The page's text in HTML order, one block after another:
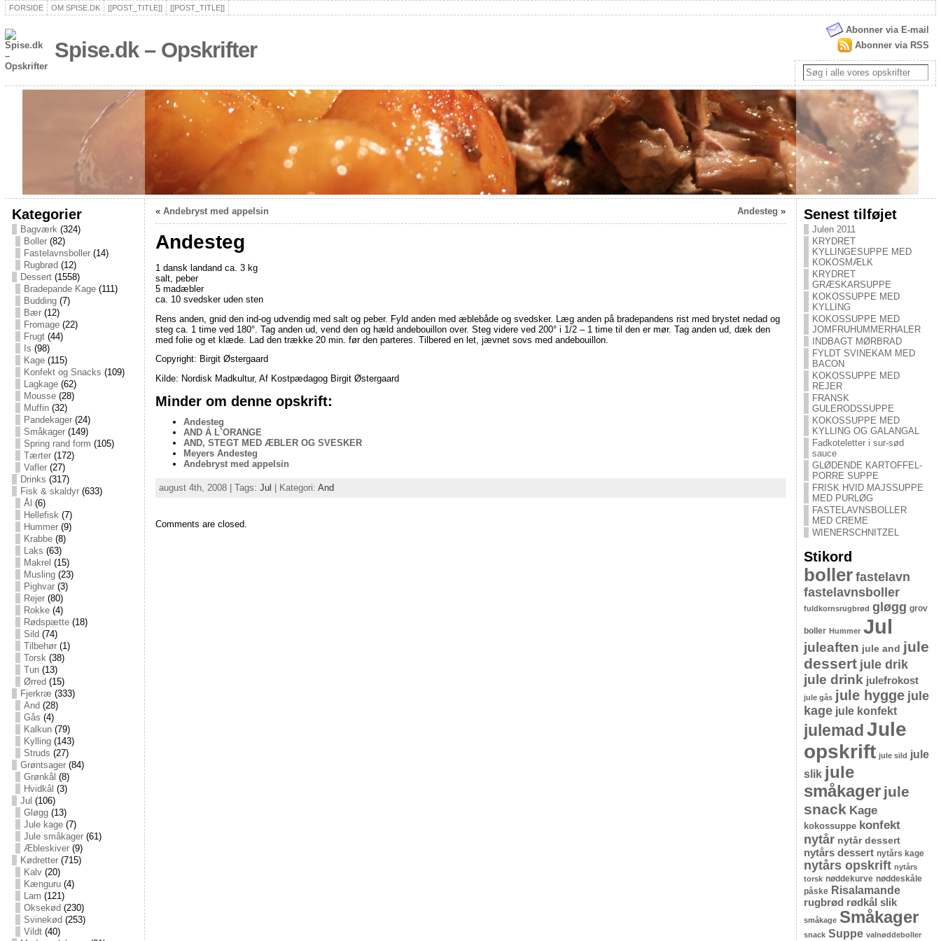
FORSIDE OM SPISE.DK [[POST_TITLE]] [[POST_TITLE]]
Spise.dk – Opskrifter
Abonner via E-mail
Abonner via RSS
Kategorier
Bagværk(324)
Boller(82)
Fastelavnsboller(14)
Rugbrød (12)
Dessert(1558)
Bradepande Kage(111)
Budding(7)
Bær(12)
Fromage(22)
Frugt(44)
Is (98)
Kage(115)
Konfekt og Snacks (109)
Lagkage(62)
Mousse(28)
Muffin(32)
Pandekager(24)
Småkager(149)
Spring rand form (105)
Tærter(172)
Vafler(27)
Drinks (317)
Fisk & skaldyr(633)
Ål (6)
Hellefisk(7)
Hummer(9)
Krabbe(8)
Laks (63)
Makrel (15)
Musling(23)
Pighvar(3)
Rejer(80)
Rokke(4)
Rødspætte(18)
Sild (74)
Tilbehør(1)
Torsk(38)
Tun(13)
Ørred (15)
Fjerkræ (333)
And (28)
Gås (4)
Kalkun(79)
Kylling(143)
Struds (27)
Grøntsager(84)
Grønkål (8)
Hvidkål (3)
Jul (106)
Gløgg(13)
Jule kage(7)
Jule småkager(61)
Æbleskiver(9)
Kødretter(715)
Kalv(20)
Kænguru(4)
Lam (121)
Oksekød (230)
Svinekød (253)
Vildt(40)
« Andebryst med appelsin Andesteg »
Andesteg
1 dansk landand ca. 3 kg
salt, peber
5 madæbler
ca. 10 svedsker uden sten
Rens anden, gnid den ind-og udvendig med salt og peber. Fyld anden med æblebåde og svedsker. Læg anden på bradepandens rist med brystet nedad og
steg ca. 1 time ved 180°. Tag anden ud, vend den og hæld andebouillon over. Steg videre ved 200° i 1/2 – 1 time til den er mør. Tag anden ud, dæk den
med folie og et klæde. Lad den trække 20 min. før den parteres. Tilbered en let, jævnet sovs med andebouillon.
Copyright: Birgit Østergaard
Kilde: Nordisk Madkultur, Af Kostpædagog Birgit Østergaard
Minder om denne opskrift:
Andesteg
AND Á L`ORANGE
AND, STEGT MED ÆBLER OG SVESKER
Meyers Andesteg
Andebryst med appelsin
august 4th, 2008 | Tags: Jul | Kategori: And
Comments are closed.
Senest tilføjet
Julen 2011
KRYDRET
KYLLINGESUPPE MED
KOKOSMÆLK
KRYDRET
GRÆSKARSUPPE
KOKOSSUPPE MED
KYLLING
KOKOSSUPPE MED
JOMFRUHUMMERHALER
INDBAGT MØRBRAD
FYLDT SVINEKAM MED
BACON
KOKOSSUPPE MED
REJER
FRANSK
GULERODSSUPPE
KOKOSSUPPE MED
KYLLING OG GALANGAL
Fadkoteletter i sur-sød
sauce
GLØDENDE KARTOFFEL-
PORRE SUPPE
FRISK HVID MAJSSUPPE
MED PURLØG
FASTELAVNSBOLLER
MED CREME
WIENERSCHNITZEL
Stikord
boller fastelavn
fastelavnsboller
fuldkornsrugbrød gløgg grov
boller Hummer Jul
juleaften jule and jule
dessert jule drik
jule drink julefrokost
jule gås jule hygge jule
kage jule konfekt
julemad Jule
opskrift jule sild jule
slik jule
småkager jule
snack Kage
kokossuppe konfekt
nytår nytår dessert
nytårs dessert nytårs kage
nytårs opskrift nytårs
torsk nøddekurve nøddeskåle
påske Risalamande
rugbrød rødkål slik
småkage Småkager
snack Suppe valnøddeboller